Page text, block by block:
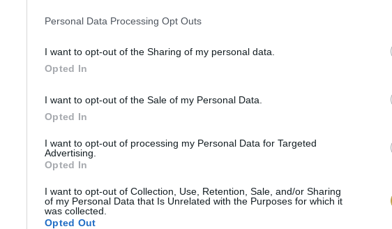
Personal Data Processing Opt Outs
I want to opt-out of the Sharing of my personal data.
Opted In
I want to opt-out of the Sale of my Personal Data.
Opted In
I want to opt-out of processing my Personal Data for Targeted
Advertising.
Opted In
I want to opt-out of Collection, Use, Retention, Sale, and/or Sharing
of my Personal Data that Is Unrelated with the Purposes for which it
was collected.
Opted Out
Studio / Unsplash